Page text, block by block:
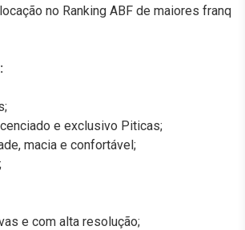
no Ranking ABF de maiores franq
e exclusivo Piticas;
macia e confortável;
e com alta resolução;